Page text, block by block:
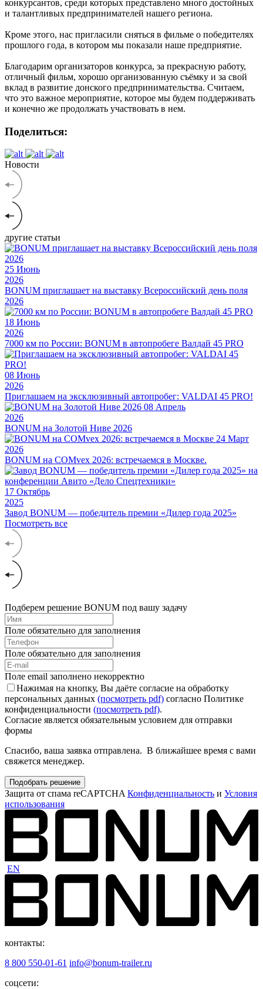
конкурсантов, среди которых представлено много достойных
и талантливых предпринимателей нашего региона.
Кроме этого, нас пригласили сняться в фильме о победителях
прошлого года, в котором мы показали наше предприятие.
Благодарим организаторов конкурса, за прекрасную работу,
отличный фильм, хорошо организованную съёмку и за свой
вклад в развитие донского предпринимательства. Считаем,
что это важное мероприятие, которое мы будем поддерживать
и конечно же продолжать участвовать в нем.
Поделиться:
Новости
другие статьи
25 Июнь
2026
BONUM приглашает на выставку Всероссийский день поля
2026
18 Июнь
2026
7000 км по России: BONUM в автопробеге Валдай 45 PRO
08 Июнь
2026
Приглашаем на эксклюзивный автопробег: VALDAI 45 PRO!
08 Апрель
2026
BONUM на Золотой Ниве 2026
24 Март
2026
BONUM на COMvex 2026: встречаемся в Москве.
17 Октябрь
2025
Завод BONUM — победитель премии «Дилер года 2025»
Посмотреть все
Подберем решение BONUM под вашу задачу
Поле обязательно для заполнения
Поле обязательно для заполнения
Поле email заполнено некорректно
Нажимая на кнопку, Вы даёте согласие на обработку
персональных данных (посмотреть pdf) согласно Политике
конфиденциальности (посмотреть pdf).
Согласие является обязательным условием для отправки
формы
Спасибо, ваша заявка отправлена. В ближайшее время с вами
свяжется менеджер.
Подобрать решение
Защита от спама reCAPTCHA Конфиденциальность и Условия
использования
EN
контакты:
8 800 550-01-61 info@bonum-trailer.ru
соцсети: